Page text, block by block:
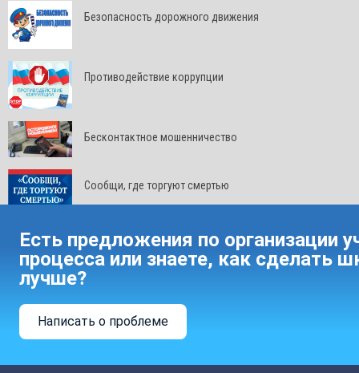
Безопасность дорожного движения
Противодействие коррупции
Бесконтактное мошенничество
Сообщи, где торгуют смертью
Есть предложения по организации
процесса или знаете, как сделать
лучше?
Написать о проблеме